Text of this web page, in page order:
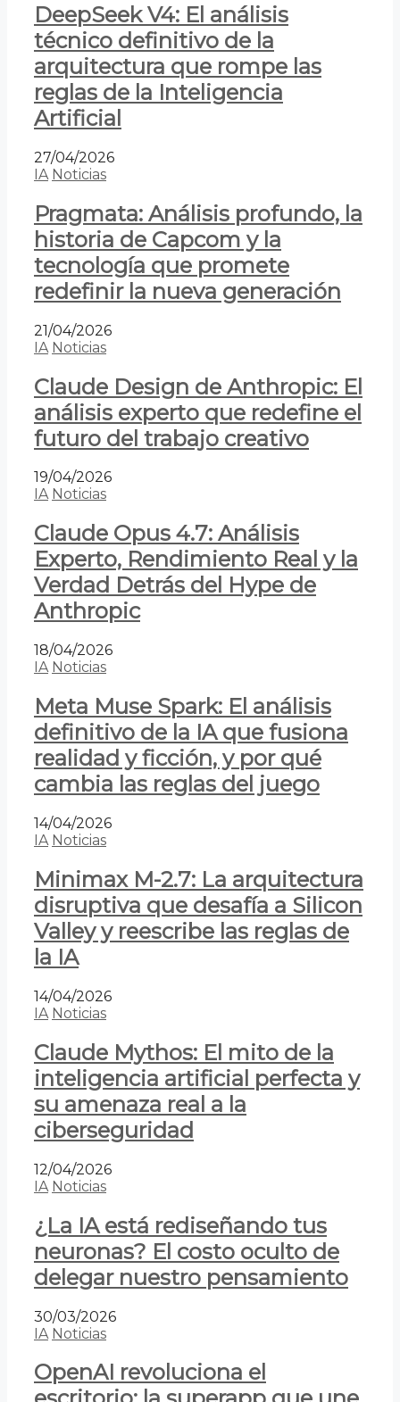
DeepSeek V4: El análisis
técnico definitivo de la
arquitectura que rompe las
reglas de la Inteligencia
Artificial
27/04/2026
IA Noticias
Pragmata: Análisis profundo, la
historia de Capcom y la
tecnología que promete
redefinir la nueva generación
21/04/2026
IA Noticias
Claude Design de Anthropic: El
análisis experto que redefine el
futuro del trabajo creativo
19/04/2026
IA Noticias
Claude Opus 4.7: Análisis
Experto, Rendimiento Real y la
Verdad Detrás del Hype de
Anthropic
18/04/2026
IA Noticias
Meta Muse Spark: El análisis
definitivo de la IA que fusiona
realidad y ficción, y por qué
cambia las reglas del juego
14/04/2026
IA Noticias
Minimax M-2.7: La arquitectura
disruptiva que desafía a Silicon
Valley y reescribe las reglas de
la IA
14/04/2026
IA Noticias
Claude Mythos: El mito de la
inteligencia artificial perfecta y
su amenaza real a la
ciberseguridad
12/04/2026
IA Noticias
¿La IA está rediseñando tus
neuronas? El costo oculto de
delegar nuestro pensamiento
30/03/2026
IA Noticias
OpenAI revoluciona el